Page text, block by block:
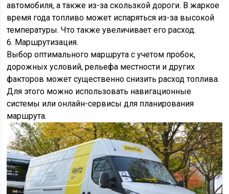
автомобиля, а также из-за скользкой дороги. В жаркое
время года топливо может испаряться из-за высокой
температуры. Что также увеличивает его расход.
6. Маршрутизация.
Выбор оптимального маршрута с учетом пробок,
дорожных условий, рельефа местности и других
факторов может существенно снизить расход топлива.
Для этого можно использовать навигационные
системы или онлайн-сервисы для планирования
маршрута.